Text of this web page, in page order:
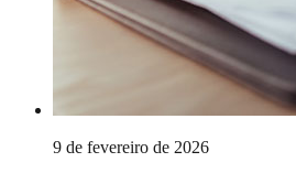
9 de fevereiro de 2026